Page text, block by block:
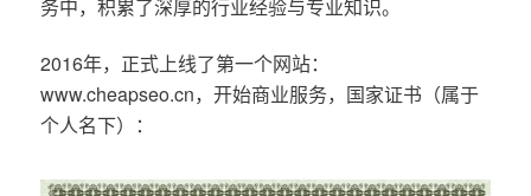
务中，积累了深厚的行业经验与专业知识。
2016年，正式上线了第一个网站：
www.cheapseo.cn，开始商业服务，国家证书（属于
个人名下）：